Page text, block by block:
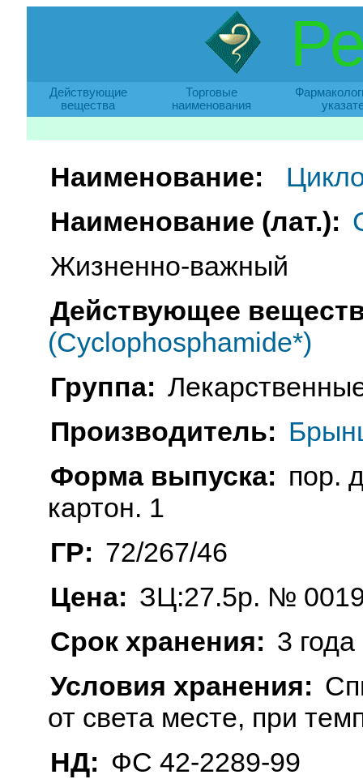
Действующие
вещества
Торговые
наименования
Наименование:
Наименование (лат.):
Жизненно-важный
Действующее
(Cyclophosphamide*)
Группа:
Производитель:
Форма выпуска: пор.
картон. 1
ГР: 72/267/46
Цена: ЗЦ:27.5р. №
Срок хранения: 3 года
Условия хранения:
от света месте, при
НД: ФС 42-2289-99